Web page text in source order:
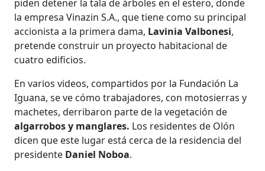
piden detener la tala de árboles en el estero, donde
la empresa Vinazin S.A., que tiene como su principal
accionista a la primera dama, Lavinia Valbonesi,
pretende construir un proyecto habitacional de
cuatro edificios.
En varios videos, compartidos por la Fundación La
Iguana, se ve cómo trabajadores, con motosierras y
machetes, derribaron parte de la vegetación de
algarrobos y manglares. Los residentes de Olón
dicen que este lugar está cerca de la residencia del
presidente Daniel Noboa.